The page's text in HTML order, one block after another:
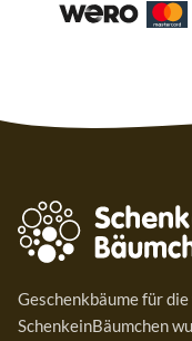
Geschenkbäume für
SchenkeinBäumchen